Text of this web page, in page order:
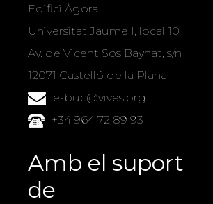
Edifici Àgora
Universitat Jaume I, local 10
Av. de Vicent Sos Baynat, s/n
12071 Castelló de la Plana
e-buc@vives.org
+34 964 72 89 93
Amb el suport
de